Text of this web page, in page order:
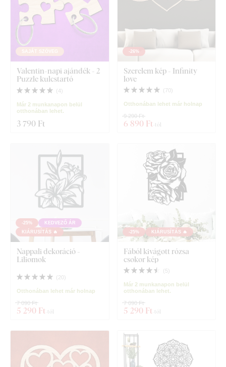
SAJÁT SZÖVEG
Valentin-napi ajándék - 2
Puzzle kulcstartó
( 4)
Már 2 munkanapon belül
otthonában lehet.
3 790 Ft
-26%
Szerelem kép - Infinity
love
( 70)
Otthonában lehet már holnap
6 890 Ft -tól
9 290 Ft
-25%
KEDVEZŐ ÁR
KIÁRUSÍTÁS 🔥
Nappali dekoráció -
Liliomok
( 20)
Otthonában lehet már holnap
5 290 Ft -tól
7 090 Ft
-25% KIÁRUSÍTÁS 🔥
Fából kivágott rózsa
csokor kép
( 5)
Már 2 munkanapon belül
otthonában lehet.
5 290 Ft -tól
7 090 Ft